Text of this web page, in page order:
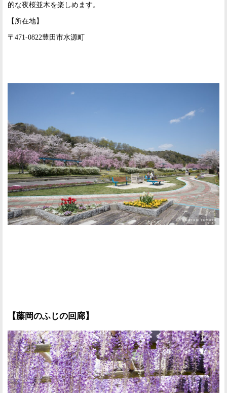
的な夜桜並木を楽しめます。
【所在地】
〒471-0822豊田市水源町
【藤岡のふじの回廊】